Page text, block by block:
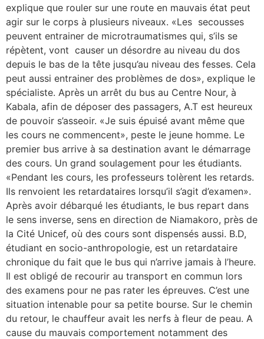
explique que rouler sur une route en mauvais état peut
agir sur le corps à plusieurs niveaux. «Les secousses
peuvent entrainer de microtraumatismes qui, s’ils se
répètent, vont causer un désordre au niveau du dos
depuis le bas de la tête jusqu’au niveau des fesses. Cela
peut aussi entrainer des problèmes de dos», explique le
spécialiste. Après un arrêt du bus au Centre Nour, à
Kabala, afin de déposer des passagers, A.T est heureux
de pouvoir s’asseoir. «Je suis épuisé avant même que
les cours ne commencent», peste le jeune homme. Le
premier bus arrive à sa destination avant le démarrage
des cours. Un grand soulagement pour les étudiants.
«Pendant les cours, les professeurs tolèrent les retards.
Ils renvoient les retardataires lorsqu’il s’agit d’examen».
Après avoir débarqué les étudiants, le bus repart dans
le sens inverse, sens en direction de Niamakoro, près de
la Cité Unicef, où des cours sont dispensés aussi. B.D,
étudiant en socio-anthropologie, est un retardataire
chronique du fait que le bus qui n’arrive jamais à l’heure.
Il est obligé de recourir au transport en commun lors
des examens pour ne pas rater les épreuves. C’est une
situation intenable pour sa petite bourse. Sur le chemin
du retour, le chauffeur avait les nerfs à fleur de peau. A
cause du mauvais comportement notamment des